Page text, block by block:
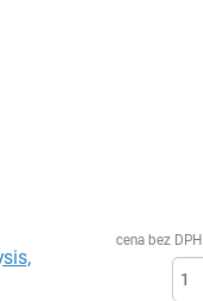
cena bez DPH